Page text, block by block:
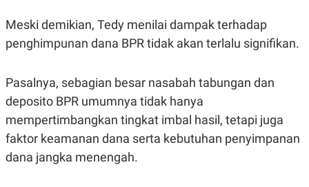
P
U
S
A
T
A
I
M
A
K
O
T
L
I
S
Meski demikian, Tedy menilai dampak terhadap
penghimpunan dana BPR tidak akan terlalu signifikan.
Pasalnya, sebagian besar nasabah tabungan dan
deposito BPR umumnya tidak hanya
mempertimbangkan tingkat imbal hasil, tetapi juga
faktor keamanan dana serta kebutuhan penyimpanan
dana jangka menengah.